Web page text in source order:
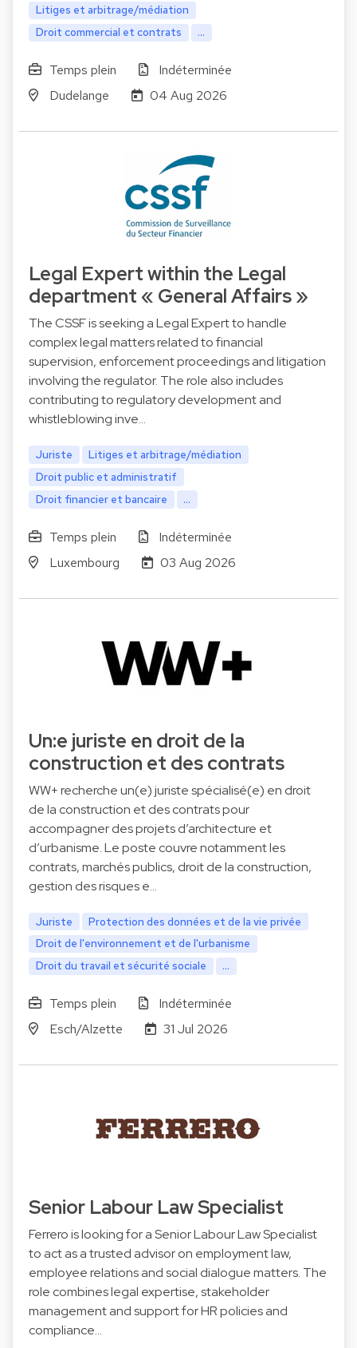
Litiges et arbitrage/médiation
Droit commercial et contrats
...
Temps plein
Indéterminée
Dudelange
04 Aug 2026
Legal Expert within the Legal
department « General Affairs »
The CSSF is seeking a Legal Expert to handle
complex legal matters related to financial
supervision, enforcement proceedings and litigation
involving the regulator. The role also includes
contributing to regulatory development and
whistleblowing inve…
Juriste
Litiges et arbitrage/médiation
Droit public et administratif
Droit financier et bancaire
...
Temps plein
Indéterminée
Luxembourg
03 Aug 2026
Un:e juriste en droit de la
construction et des contrats
WW+ recherche un(e) juriste spécialisé(e) en droit
de la construction et des contrats pour
accompagner des projets d’architecture et
d’urbanisme. Le poste couvre notamment les
contrats, marchés publics, droit de la construction,
gestion des risques e…
Juriste
Protection des données et de la vie privée
Droit de l'environnement et de l'urbanisme
Droit du travail et sécurité sociale
...
Temps plein
Indéterminée
Esch/Alzette
31 Jul 2026
Senior Labour Law Specialist
Ferrero is looking for a Senior Labour Law Specialist
to act as a trusted advisor on employment law,
employee relations and social dialogue matters. The
role combines legal expertise, stakeholder
management and support for HR policies and
compliance…